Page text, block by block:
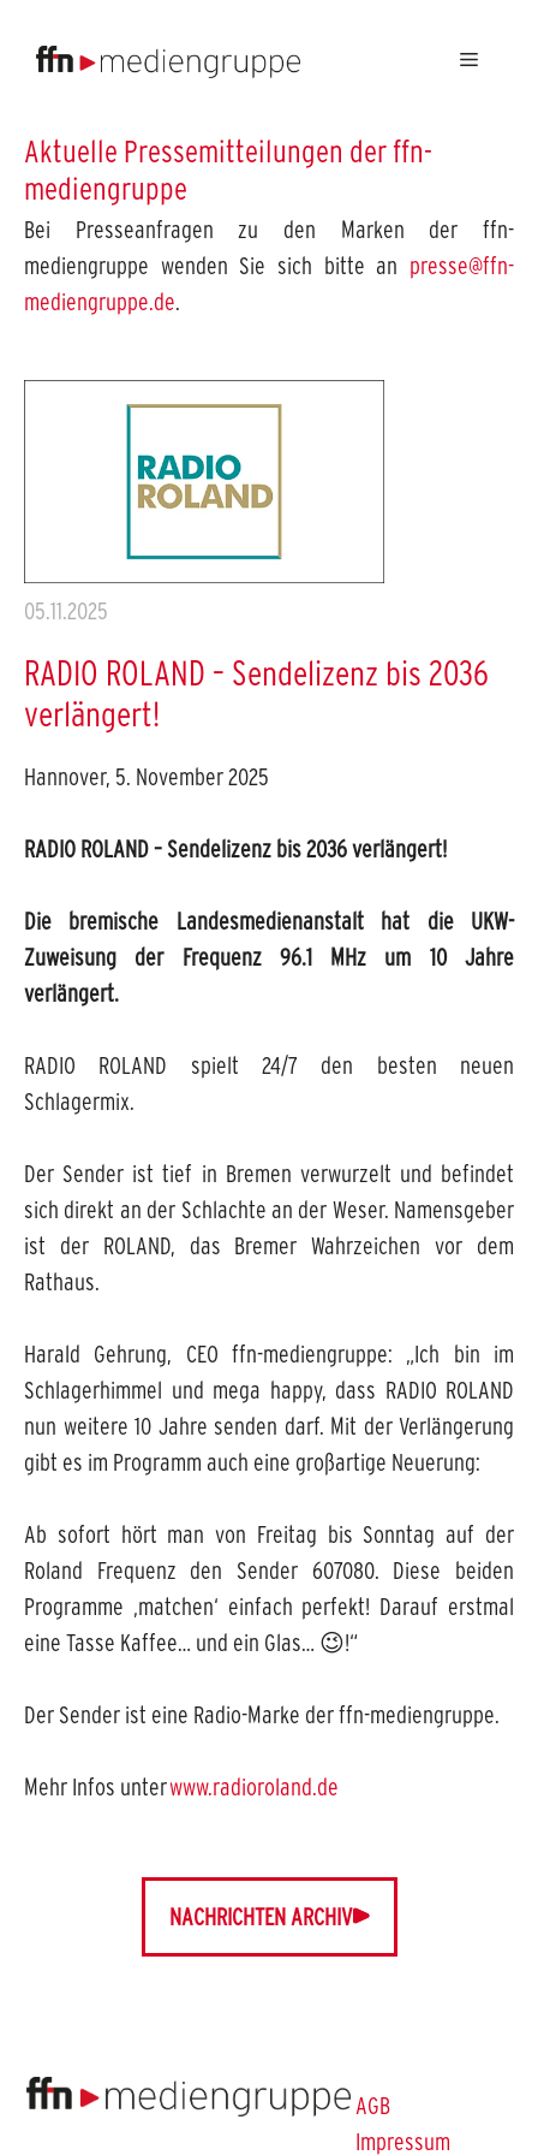
Aktuelle Pressemitteilungen der ffn-
mediengruppe
Bei Presseanfragen zu den Marken der ffn-
mediengruppe wenden Sie sich bitte an presse@ffn-
mediengruppe.de.
05.11.2025
RADIO ROLAND – Sendelizenz bis 2036
verlängert!
Hannover, 5. November 2025
RADIO ROLAND – Sendelizenz bis 2036 verlängert!
Die bremische Landesmedienanstalt hat die UKW-
Zuweisung der Frequenz 96.1 MHz um 10 Jahre
verlängert.
RADIO ROLAND spielt 24/7 den besten neuen
Schlagermix.
Der Sender ist tief in Bremen verwurzelt und befindet
sich direkt an der Schlachte an der Weser. Namensgeber
ist der ROLAND, das Bremer Wahrzeichen vor dem
Rathaus.
Harald Gehrung, CEO ffn-mediengruppe: „Ich bin im
Schlagerhimmel und mega happy, dass RADIO ROLAND
nun weitere 10 Jahre senden darf. Mit der Verlängerung
gibt es im Programm auch eine großartige Neuerung:
Ab sofort hört man von Freitag bis Sonntag auf der
Roland Frequenz den Sender 607080. Diese beiden
Programme ‚matchen‘ einfach perfekt! Darauf erstmal
eine Tasse Kaffee… und ein Glas… 😉!“
Der Sender ist eine Radio-Marke der ffn-mediengruppe.
Mehr Infos unterwww.radioroland.de
NACHRICHTEN ARCHIV
AGB
Impressum